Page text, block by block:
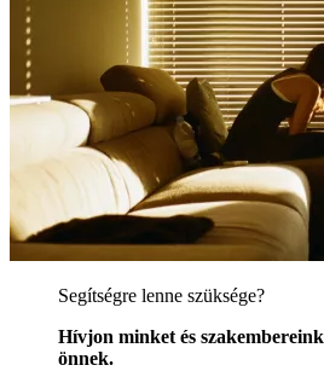
Segítségre lenne szüksége?
Hívjon minket és
önnek.